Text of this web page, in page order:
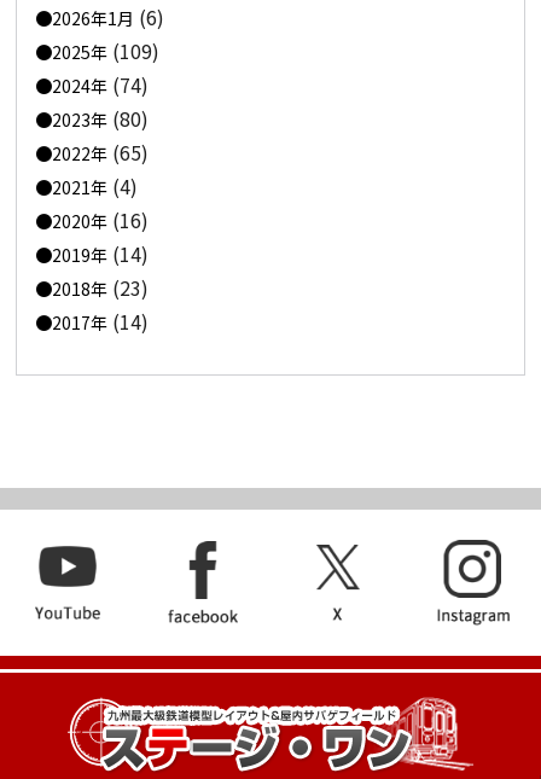
2026年1月 (6)
2025年 (109)
2024年 (74)
2023年 (80)
2022年 (65)
2021年 (4)
2020年 (16)
2019年 (14)
2018年 (23)
2017年 (14)